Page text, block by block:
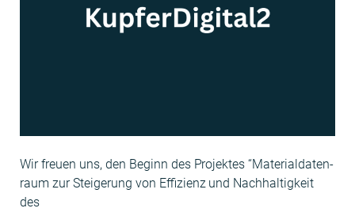
Wir freuen uns, den Beginn des Pro­jek­tes “Mate­ri­al­daten­
raum zur Steigerung von Effizienz und Nach­haltigkeit
des